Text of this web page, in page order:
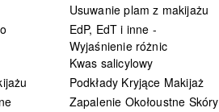
Usuwanie plam z makijażu
EdP, EdT i inne -
Wyjaśnienie różnic
Kwas salicylowy
Podkłady Kryjące Makijaż
Zapalenie Okołoustne Skóry